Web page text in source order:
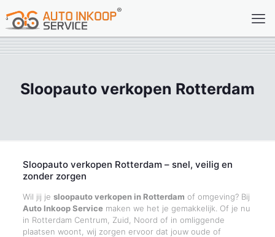
Sloopauto verkopen Rotterdam
Sloopauto verkopen Rotterdam – snel, veilig en
zonder zorgen
Wil jij je sloopauto verkopen in Rotterdam of omgeving? Bij
Auto Inkoop Servicemaken we het je gemakkelijk. Of je nu
in Rotterdam Centrum, Zuid, Noord of in omliggende
plaatsen woont, wij zorgen ervoor dat jouw oude of